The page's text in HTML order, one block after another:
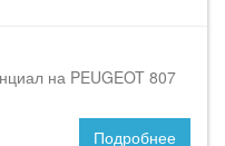
на PEUGEOT 807
Подробнее